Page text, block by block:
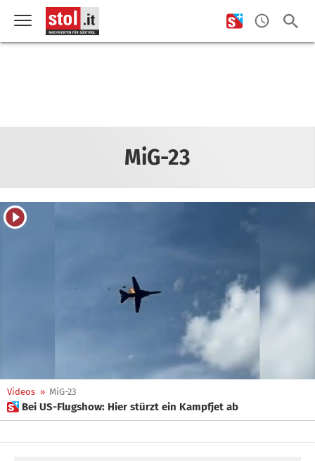
MiG-23
Videos » MiG-23
 Bei US-Flugshow: Hier stürzt ein Kampfjet ab